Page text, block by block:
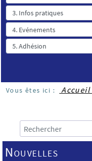
Vous êtes ici : Accueil
Nouvelles